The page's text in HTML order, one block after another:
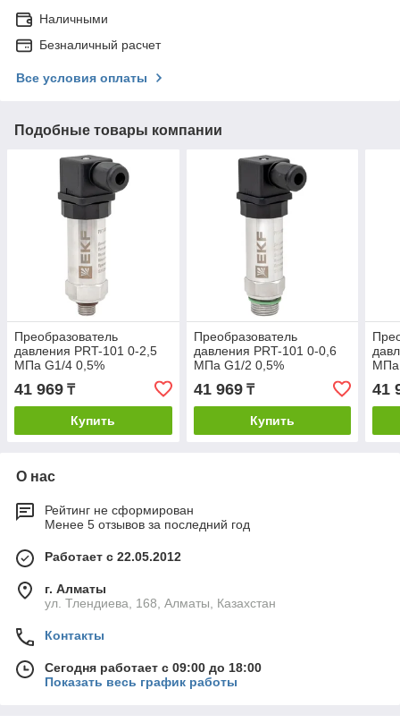
Наличными
Безналичный расчет
Все условия оплаты
Подобные товары компании
Преобразователь
давления PRT-101 0-2,5
MПа G1/4 0,5%
41 969 ₸
Купить
Преобразователь
давления PRT-101 0-0,6
MПа G1/2 0,5%
41 969₸
Купить
41
О нас
Рейтинг не сформирован
Менее 5 отзывов за последний год
Работает с 22.05.2012
г. Алматы
ул. Тлендиева, 168, Алматы, Казахстан
Контакты
Сегодня работает с 09:00 до 18:00
Показать весь график работы